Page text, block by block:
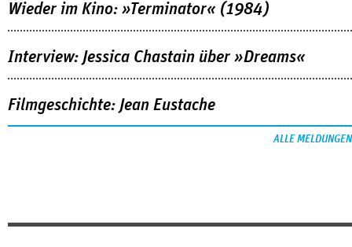
Wieder im Kino: »Terminator« (1984)
Interview: Jessica Chastain über »Dreams«
Filmgeschichte: Jean Eustache
ALLE MELDUNGEN